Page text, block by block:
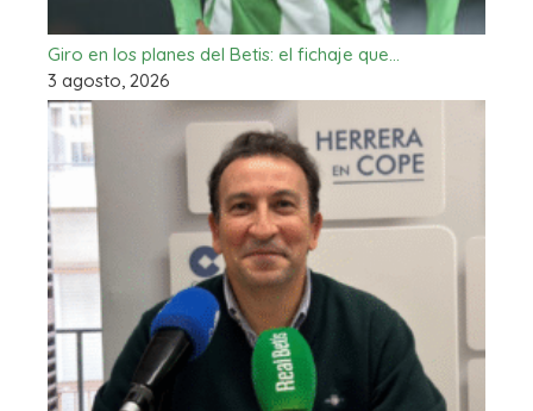
Giro en los planes del Betis: el fichaje que…
3 agosto, 2026